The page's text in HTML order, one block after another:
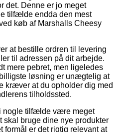
det. Denne er jo meget
tilfælde endda den mest
køb af Marshalls Cheesy
at bestille ordren til levering
til adressen på dit arbejde.
mere pebret, men ligeledes
løsning er unægtelig at
kræver at du opholder dig med
tilholdssted.
nogle tilfælde være meget
bruge dine nye produkter
formål er det rigtig relevant at